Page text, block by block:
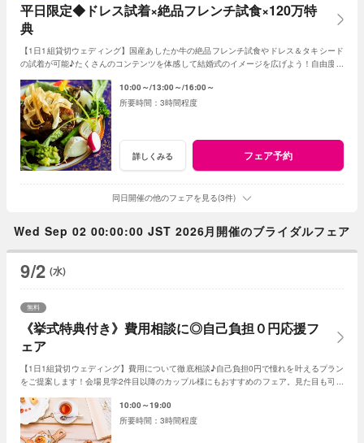
平日限定◆ドレス試着×絶品フレンチ試食×120万特
典
【1日1組貸切ウェディング】国産あしたか牛の絶品フレンチ試食やドレス＆タキシード
の試着が可能♪たくさんのコンテンツを体感して結婚式のイメージを広げよう！自由度が
10:00～ 13:00～ 16:00～
3時間程度
詳しくみる フェア予約
同日開催の他のフェアを見る(3件)
Wed Sep 02 00:00:00 JST 2026月開催のブライダルフェア
9/2 (水)
《挙式特典付き》費用相談に◎自己負担０円応援フ
ェア
無料
【1日1組貸切ウェディング】費用について徹底相談♪自己負担0円で憧れを叶えるプラン
をご提案します！会場見学2件目以降のカップル様にもおすすめのフェア。見た目も可愛
10:00～19:00
3時間程度